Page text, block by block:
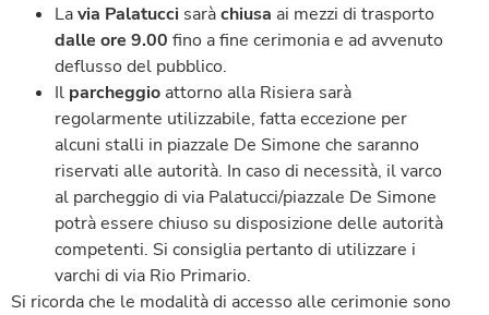
Lavia Palatucci saràchiusa ai mezzi di trasporto
dalle ore 9.00 fino a fine cerimonia e ad avvenuto
deflusso del pubblico.
Il parcheggio attorno alla Risiera sarà
regolarmente utilizzabile, fatta eccezione per
alcuni stalli in piazzale De Simone che saranno
riservati alle autorità. In caso di necessità, il varco
al parcheggio di via Palatucci/piazzale De Simone
potrà essere chiuso su disposizione delle autorità
competenti. Si consiglia pertanto di utilizzare i
varchi di via Rio Primario.
Si ricorda che le modalità di accesso alle cerimonie sono